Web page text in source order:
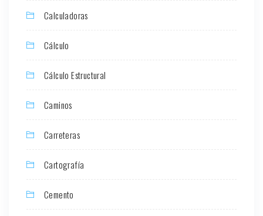
Calculadoras
Cálculo
Cálculo Estructural
Caminos
Carreteras
Cartografía
Cemento